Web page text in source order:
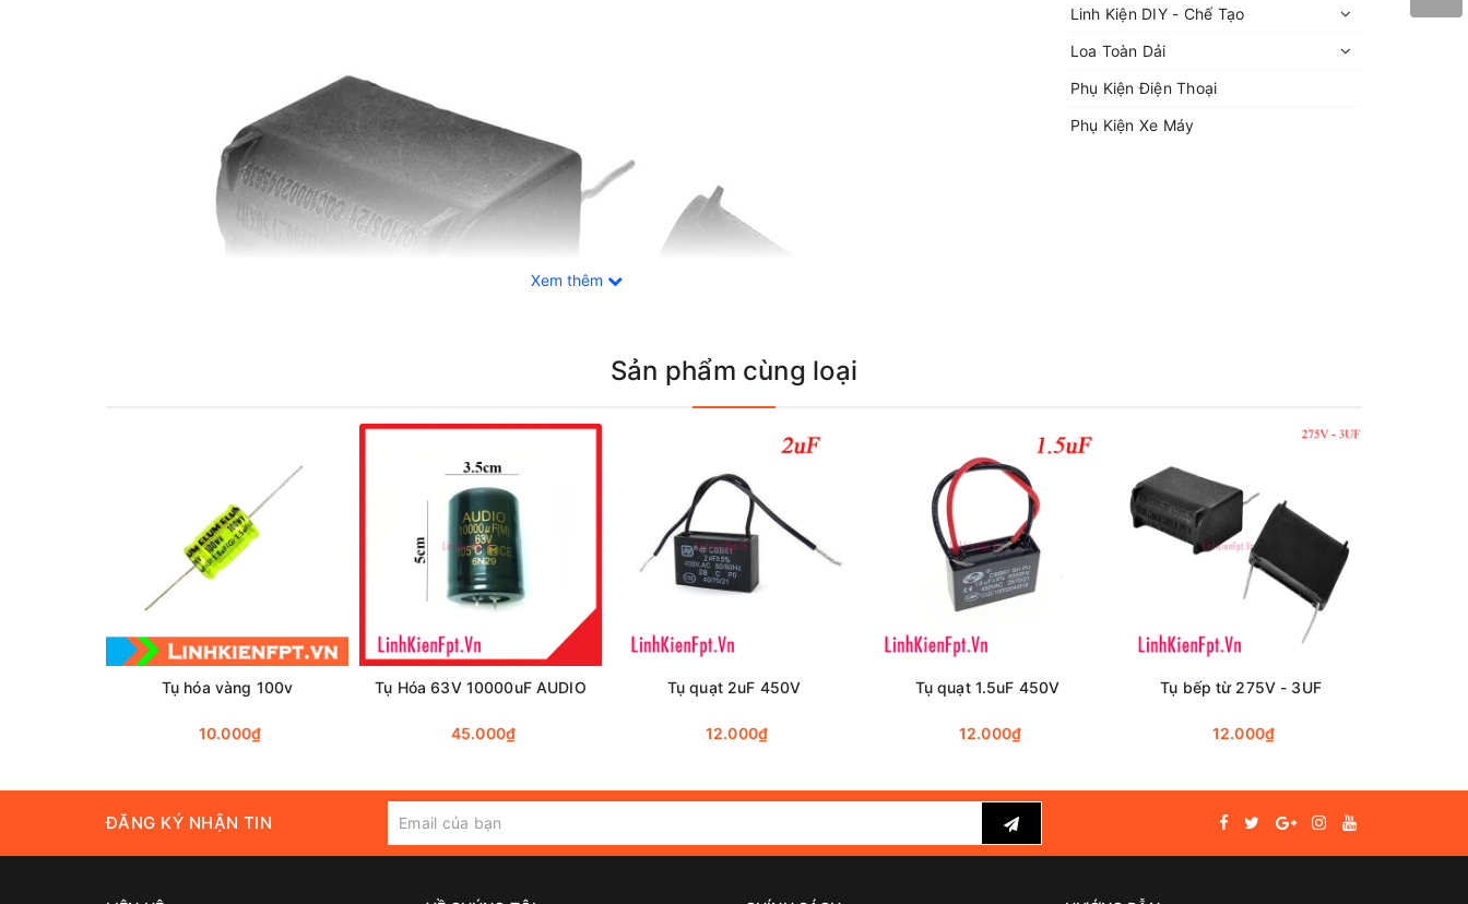
Cửa hàng linh kiện điện tử FPT chuyên cũng cấp linh phụ kiện điện tử,
Bán linh kiện
Làcửa hàng linh kiện điện tử tại Hà Nộicung cấp nhiều mặt hàng đa dạng phục vụ nhu cầu tìm kiếm của quý khách. Ship
Xem thêm
Linh Kiện DIY - Chế Tạo
Loa Toàn Dải
Phụ Kiện Điện Thoại
Phụ Kiện Xe Máy
Sản phẩm cùng loại
Tụ hóa vàng 100v
10.000₫
Tụ Hóa 63V 10000uF AUDIO
45.000₫
Tụ quạt 2uF 450V
12.000₫
Tụ quạt 1.5uF 450V
12.000₫
Tụ bếp từ 275V - 3UF
12.000₫
ĐĂNG KÝ NHẬN TIN